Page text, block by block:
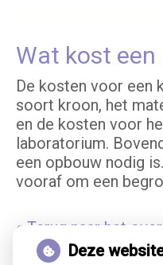
Wat kost een
De kosten voor een
soort kroon, het
en de kosten voor
laboratorium.
een opbouw nodig
vooraf om een
« Terug naar het
Deze